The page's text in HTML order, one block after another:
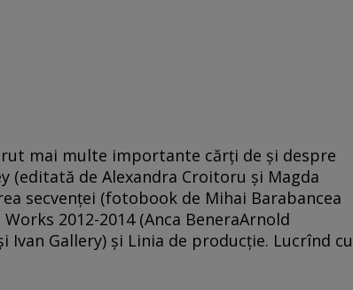
mai multe importante cărţi de şi despre
(editată de Alexandra Croitoru şi Magda
secvenţei (fotobook de Mihai Barabancea
2012-2014 (Anca BeneraArnold
Gallery) şi Linia de producţie. Lucrînd cu